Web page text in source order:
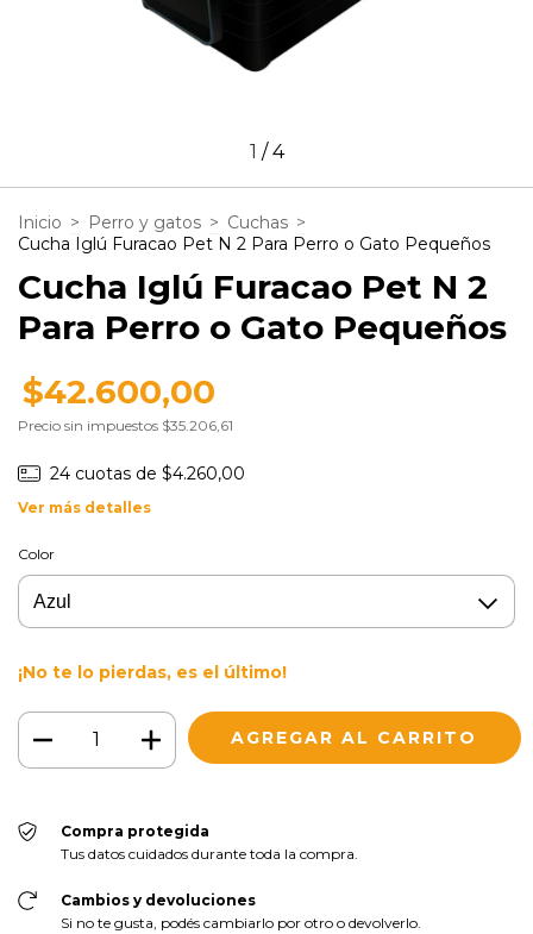
1 /4
Inicio > Perro y gatos > Cuchas >
Cucha Iglú Furacao Pet N 2 Para Perro o Gato Pequeños
Cucha Iglú Furacao Pet N 2
Para Perro o Gato Pequeños
$42.600,00
Precio sin impuestos $35.206,61
24 cuotas de $4.260,00
Ver más detalles
Color
¡No te lo pierdas, es el último!
Compra protegida
Tus datos cuidados durante toda la compra.
Cambios y devoluciones
Si no te gusta, podés cambiarlo por otro o devolverlo.